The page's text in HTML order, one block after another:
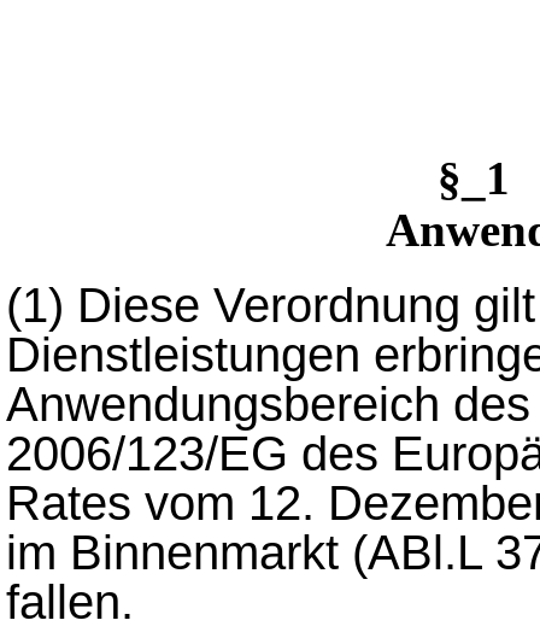
§_1
(1) Diese Verordnung
Dienstleistungen
Anwendungsbereich
2006/123/EG des
Rates vom 12.
im Binnenmarkt (ABl.L
fallen.